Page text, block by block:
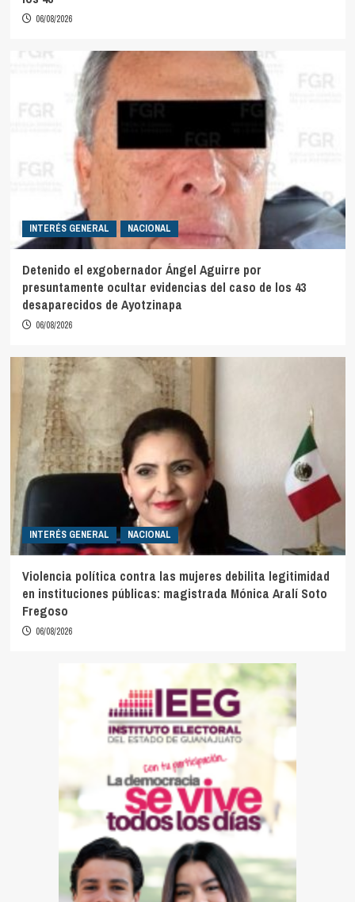
06/08/2026
INTERÉS GENERAL NACIONAL
Detenido el exgobernador Ángel Aguirre por
presuntamente ocultar evidencias del caso de los 43
desaparecidos de Ayotzinapa
06/08/2026
INTERÉS GENERAL NACIONAL
Violencia política contra las mujeres debilita legitimidad
en instituciones públicas: magistrada Mónica Aralí Soto
Fregoso
06/08/2026